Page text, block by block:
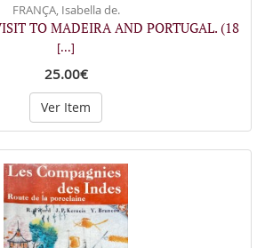
FRANÇA, Isabella de.
TO MADEIRA AND PORTUGAL. (18
[...]
25.00€
Ver Item